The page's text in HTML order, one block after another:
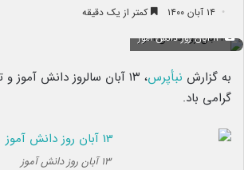
۱۴ آبان ۱۴۰۰ کمتر از یک دقیقه
۱۳ آبان روز دانش آموز
به گزارش نبأپرس
، ۱۳ آبان سالروز دانش
گرامی باد.
۱۳ آبان روز دانش آموز